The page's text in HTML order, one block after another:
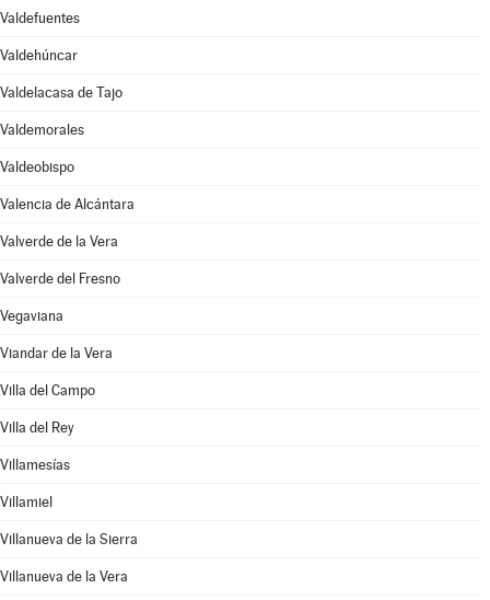
Valdefuentes
Valdehúncar
Valdelacasa de Tajo
Valdemorales
Valdeobispo
Valencia de Alcántara
Valverde de la Vera
Valverde del Fresno
Vegaviana
Viandar de la Vera
Villa del Campo
Villa del Rey
Villamesías
Villamiel
Villanueva de la Sierra
Villanueva de la Vera